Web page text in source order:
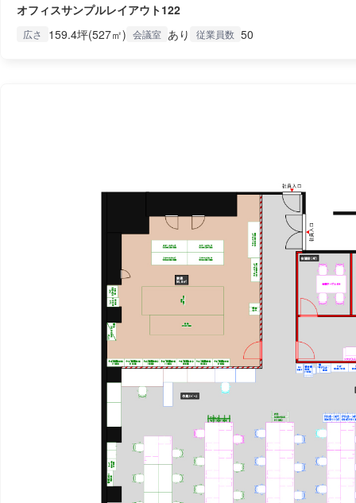
オフィスサンプルレイアウト122
広さ 159.4坪(527㎡) 会議室 あり 従業員数 50